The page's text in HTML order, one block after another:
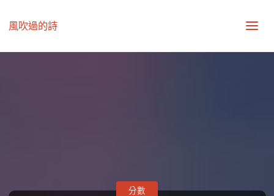
風吹過的詩
分數